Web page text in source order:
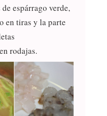
espárrago verde,
en tiras y la parte
rodajas.